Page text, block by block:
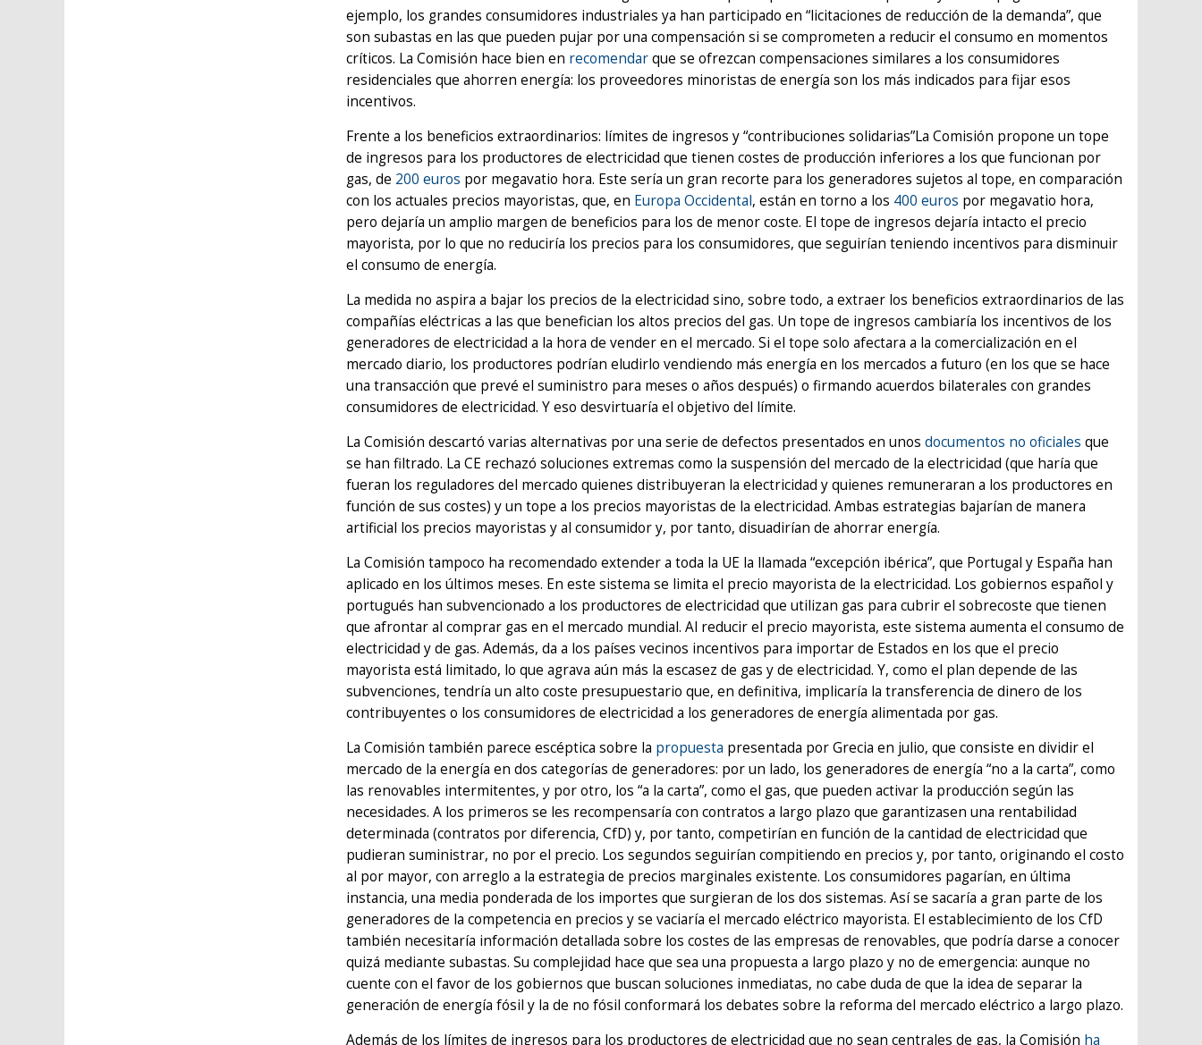
ejemplo, los grandes consumidores industriales ya han participado en “licitaciones de reducción de la demanda”, que
son subastas en las que pueden pujar por una compensación si se comprometen a reducir el consumo en momentos
críticos. La Comisión hace bien en recomendarque se ofrezcan compensaciones similares a los consumidores
residenciales que ahorren energía: los proveedores minoristas de energía son los más indicados para fijar esos
incentivos.
Frente a los beneficios extraordinarios: límites de ingresos y “contribuciones solidarias”La Comisión propone un tope
de ingresos para los productores de electricidad que tienen costes de producción inferiores a los que funcionan por
gas, de 200 euros por megavatio hora. Este sería un gran recorte para los generadores sujetos al tope, en comparación
con los actuales precios mayoristas, que, en Europa Occidental, están en torno a los 400 euros por megavatio hora,
pero dejaría un amplio margen de beneficios para los de menor coste. El tope de ingresos dejaría intacto el precio
mayorista, por lo que no reduciría los precios para los consumidores, que seguirían teniendo incentivos para disminuir
el consumo de energía.
La medida no aspira a bajar los precios de la electricidad sino, sobre todo, a extraer los beneficios extraordinarios de las
compañías eléctricas a las que benefician los altos precios del gas. Un tope de ingresos cambiaría los incentivos de los
generadores de electricidad a la hora de vender en el mercado. Si el tope solo afectara a la comercialización en el
mercado diario, los productores podrían eludirlo vendiendo más energía en los mercados a futuro (en los que se hace
una transacción que prevé el suministro para meses o años después) o firmando acuerdos bilaterales con grandes
consumidores de electricidad. Y eso desvirtuaría el objetivo del límite.
La Comisión descartó varias alternativas por una serie de defectos presentados en unos documentos no oficiales que
se han filtrado. La CE rechazó soluciones extremas como la suspensión del mercado de la electricidad (que haría que
fueran los reguladores del mercado quienes distribuyeran la electricidad y quienes remuneraran a los productores en
función de sus costes) y un tope a los precios mayoristas de la electricidad. Ambas estrategias bajarían de manera
artificial los precios mayoristas y al consumidor y, por tanto, disuadirían de ahorrar energía.
La Comisión tampoco ha recomendado extender a toda la UE la llamada “excepción ibérica”, que Portugal y España han
aplicado en los últimos meses. En este sistema se limita el precio mayorista de la electricidad. Los gobiernos español y
portugués han subvencionado a los productores de electricidad que utilizan gas para cubrir el sobrecoste que tienen
que afrontar al comprar gas en el mercado mundial. Al reducir el precio mayorista, este sistema aumenta el consumo de
electricidad y de gas. Además, da a los países vecinos incentivos para importar de Estados en los que el precio
mayorista está limitado, lo que agrava aún más la escasez de gas y de electricidad. Y, como el plan depende de las
subvenciones, tendría un alto coste presupuestario que, en definitiva, implicaría la transferencia de dinero de los
contribuyentes o los consumidores de electricidad a los generadores de energía alimentada por gas.
La Comisión también parece escéptica sobre la propuesta presentada por Grecia en julio, que consiste en dividir el
mercado de la energía en dos categorías de generadores: por un lado, los generadores de energía “no a la carta”, como
las renovables intermitentes, y por otro, los “a la carta”, como el gas, que pueden activar la producción según las
necesidades. A los primeros se les recompensaría con contratos a largo plazo que garantizasen una rentabilidad
determinada (contratos por diferencia, CfD) y, por tanto, competirían en función de la cantidad de electricidad que
pudieran suministrar, no por el precio. Los segundos seguirían compitiendo en precios y, por tanto, originando el costo
al por mayor, con arreglo a la estrategia de precios marginales existente. Los consumidores pagarían, en última
instancia, una media ponderada de los importes que surgieran de los dos sistemas. Así se sacaría a gran parte de los
generadores de la competencia en precios y se vaciaría el mercado eléctrico mayorista. El establecimiento de los CfD
también necesitaría información detallada sobre los costes de las empresas de renovables, que podría darse a conocer
quizá mediante subastas. Su complejidad hace que sea una propuesta a largo plazo y no de emergencia: aunque no
cuente con el favor de los gobiernos que buscan soluciones inmediatas, no cabe duda de que la idea de separar la
generación de energía fósil y la de no fósil conformará los debates sobre la reforma del mercado eléctrico a largo plazo.
Además de los límites de ingresos para los productores de electricidad que no sean centrales de gas, la Comisión ha